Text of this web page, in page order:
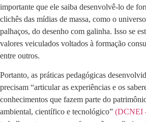
importante que ele saiba desenvolvê-lo de
clichês das mídias de massa, como o
palhaços, do desenho com galinha. Isso se
valores veiculados voltados à formação
entre outros.
Portanto, as práticas pedagógicas
precisam “articular as experiências e os
conhecimentos que fazem parte do
ambiental, científico e tecnológico” (DCNEI